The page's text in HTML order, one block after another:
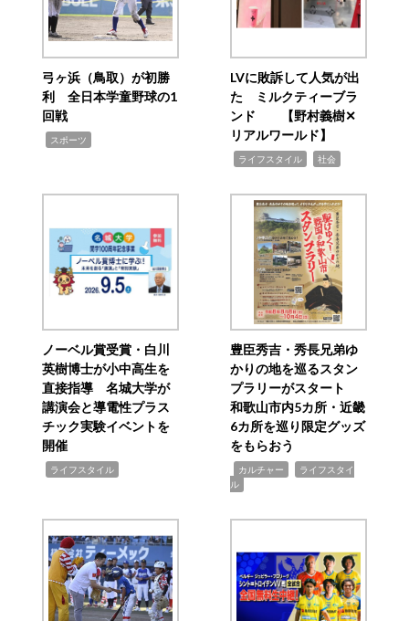
弓ヶ浜（鳥取）が初勝
利 全日本学童野球の1
回戦
スポーツ
LVに敗訴して人気が出
た ミルクティーブラ
ンド 【野村義樹✕
リアルワールド】
ライフスタイル 社会
ノーベル賞受賞・白川
英樹博士が小中高生を
直接指導 名城大学が
講演会と導電性プラス
チック実験イベントを
開催
ライフスタイル
豊臣秀吉・秀長兄弟ゆ
かりの地を巡るスタン
プラリーがスタート
和歌山市内5カ所・近畿
6カ所を巡り限定グッズ
をもらおう
カルチャー
ライフスタイ
ル